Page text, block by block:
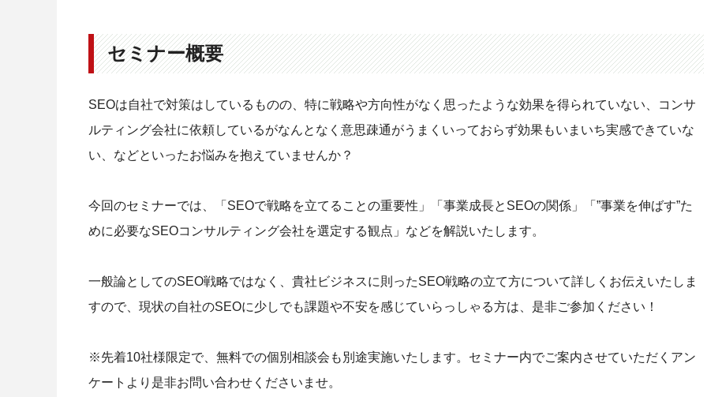
セミナー概要
SEOは自社で対策はしているものの、特に戦略や方向性がなく思ったような効果を得られていない、コンサ
ルティング会社に依頼しているがなんとなく意思疎通がうまくいっておらず効果もいまいち実感できていな
い、などといったお悩みを抱えていませんか？
今回のセミナーでは、「SEOで戦略を立てることの重要性」「事業成長とSEOの関係」「”事業を伸ばす”た
めに必要なSEOコンサルティング会社を選定する観点」などを解説いたします。
一般論としてのSEO戦略ではなく、貴社ビジネスに則ったSEO戦略の立て方について詳しくお伝えいたしま
すので、現状の自社のSEOに少しでも課題や不安を感じていらっしゃる方は、是非ご参加ください！
※先着10社様限定で、無料での個別相談会も別途実施いたします。セミナー内でご案内させていただくアン
ケートより是非お問い合わせくださいませ。